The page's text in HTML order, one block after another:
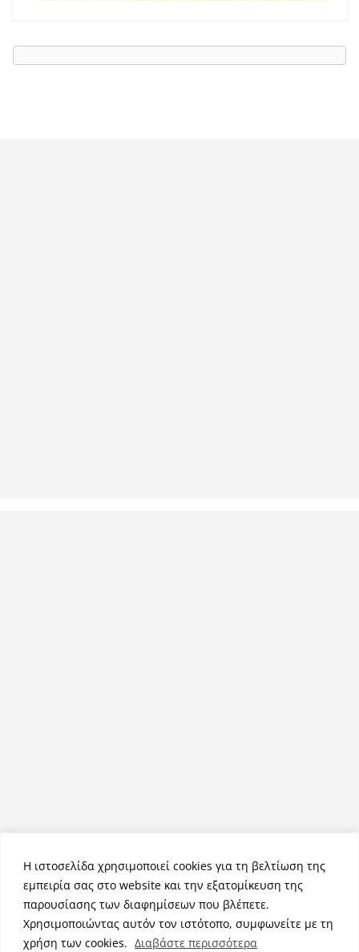
Η ιστοσελίδα χρησιμοποιεί cookies για τη βελτίωση της
εμπειρία σας στο website και την εξατομίκευση της
παρουσίασης των διαφημίσεων που βλέπετε.
Χρησιμοποιώντας αυτόν τον ιστότοπο, συμφωνείτε με τη
χρήση των cookies. Διαβάστε περισσότερα
Πνευματικά Δικαιώματα © 2026NemeaPress. Τα πνευματικά
δικαιώματα προστατεύονται.